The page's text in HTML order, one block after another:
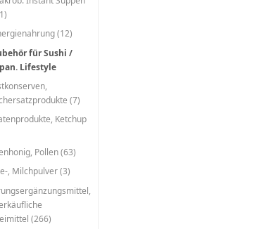
(12)
für Sushi /
Lifestyle
(7)
Ketchup
Pollen (63)
, Milchpulver (3)
(266)